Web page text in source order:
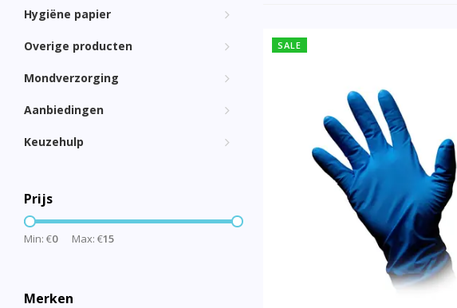
Hygiëne papier
Overige producten
Mondverzorging
Aanbiedingen
Keuzehulp
Prijs
Min: €0 Max: €15
Merken
SALE